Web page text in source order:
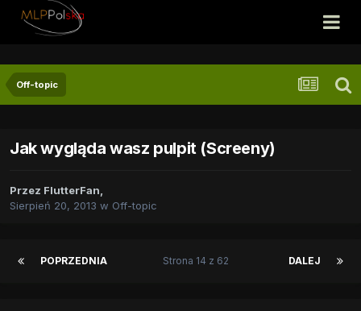
Off-topic
Jak wygląda wasz pulpit (Screeny)
Przez FlutterFan,
Sierpień 20, 2013 w Off-topic
POPRZEDNIA DALEJ
Strona 14 z 62